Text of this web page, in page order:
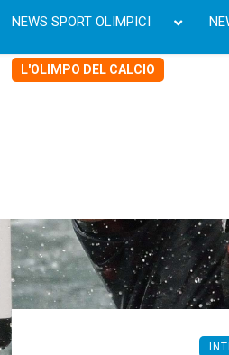
NEWS SPORT OLIMPICI
L'OLIMPO DEL CALCIO